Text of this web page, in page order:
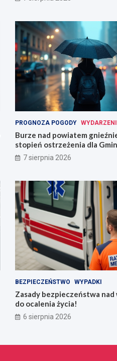
PROGNOZA POGODY
Burze nad powiatem
stopień ostrzeżenia dla
Trzemeszno
7 sierpnia 2026
BEZPIECZEŃSTWO WYPADKI
Zasady bezpieczeństwa nad
do ocalenia życia!
6 sierpnia 2026